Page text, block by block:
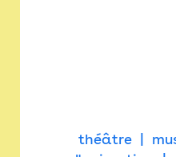
théâtre